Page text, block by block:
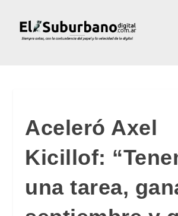
Aceleró Axel
Kicillof:
una tarea,